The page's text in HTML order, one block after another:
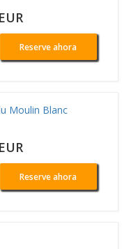
Reserve ahora
Moulin Blanc
Reserve ahora